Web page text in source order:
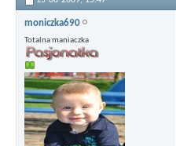
moniczka690
Totalna maniaczka